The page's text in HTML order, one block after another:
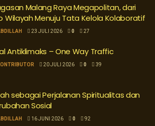
Malang Raya Megapolitan, dari
Wilayah Menuju Tata Kelola Kolaboratif
23 JULI 2026 0 27
Antiklimaks – One Way Traffic
20 JULI 2026 0 39
sebagai Perjalanan Spiritualitas dan
Sosial
16 JUNI 2026 0 92